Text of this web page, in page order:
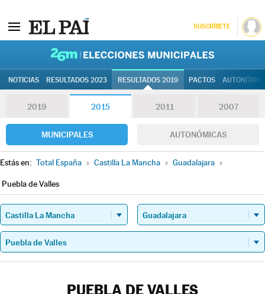
SUSCRÍBETE
NOTICIAS RESULTADOS 2023 RESULTADOS 2019 PACTOS
2019 2015 2011 2007
MUNICIPALES AUTONÓMICAS
Estás en: Total España » Castilla La Mancha » Guadalajara »
Puebla de Valles
PUEBLA DE VALLES